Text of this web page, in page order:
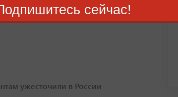
4,1 тыс. ипотек на 20,8 млрд
ужесточили в России
сейчас!